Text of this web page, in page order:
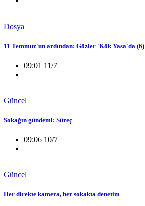
Dosya
11 Temmuz'un ardından: Gözler 'Kök Yasa'da (6)
09:01 11/7
Güncel
Sokağın gündemi: Süreç
09:06 10/7
Güncel
Her direkte kamera, her sokakta denetim